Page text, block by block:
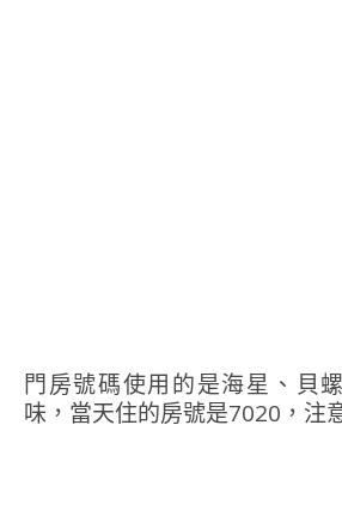
門房號碼使用的是海星、貝
味，當天住的房號是7020，注